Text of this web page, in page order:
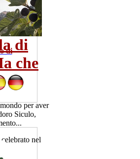
meta' dei
di
che
per aver
Siculo,
di